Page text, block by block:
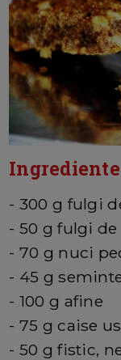
- 300 g fulgi
- 50 g fulgi
- 70 g nuci
- 45 g
- 100 g afine
- 75 g caise
- 50 g fistic,